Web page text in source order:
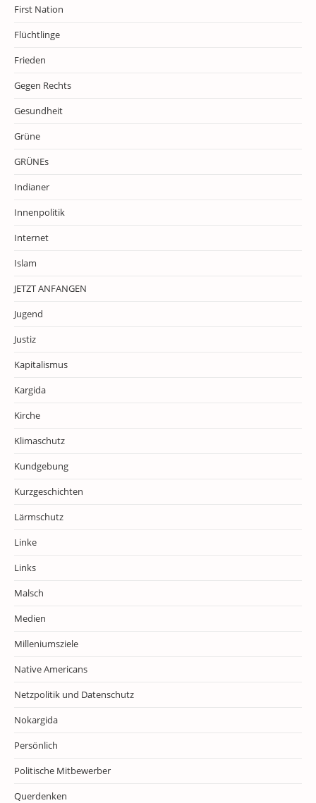
First Nation
Flüchtlinge
Frieden
Gegen Rechts
Gesundheit
Grüne
GRÜNEs
Indianer
Innenpolitik
Internet
Islam
JETZT ANFANGEN
Jugend
Justiz
Kapitalismus
Kargida
Kirche
Klimaschutz
Kundgebung
Kurzgeschichten
Lärmschutz
Linke
Links
Malsch
Medien
Milleniumsziele
Native Americans
Netzpolitik und Datenschutz
Nokargida
Persönlich
Politische Mitbewerber
Querdenken